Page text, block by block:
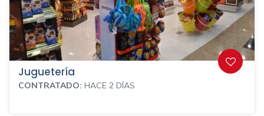
Juguetería
CONTRATADO: HACE 2 DÍAS